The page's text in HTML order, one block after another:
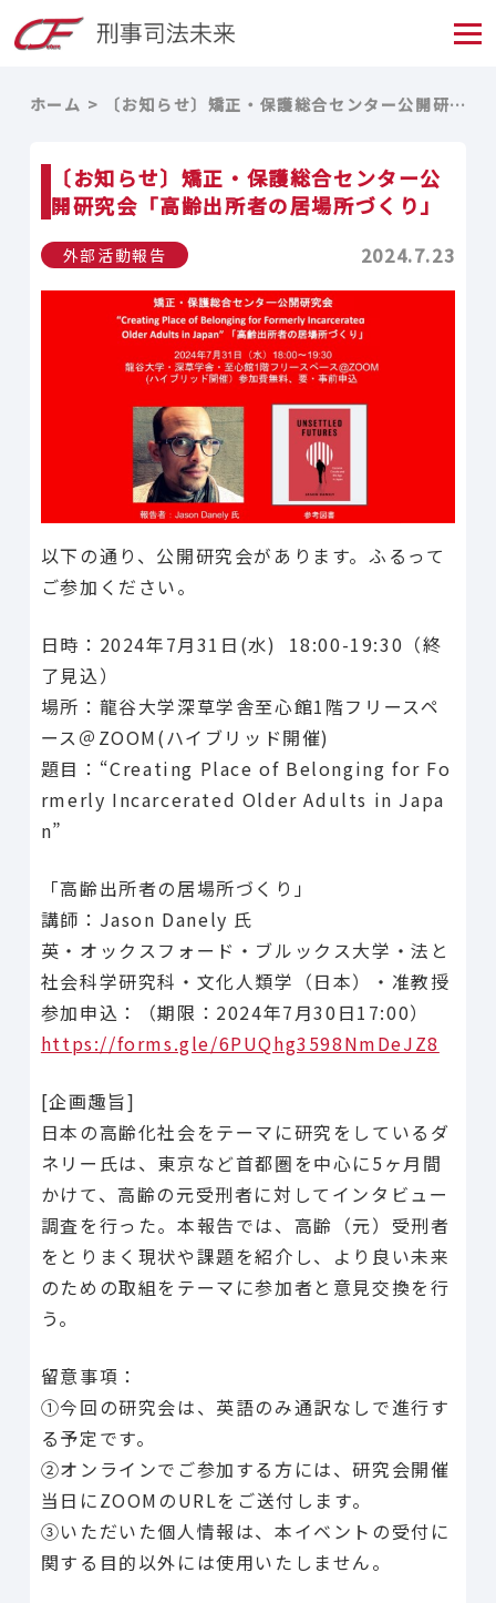
ホーム 〔お知らせ〕矯正・保護総合センター公開研究会「高齢出所者の居場所づくり」
〔お知らせ〕矯正・保護総合センター公
開研究会「高齢出所者の居場所づくり」
外部活動報告 2024.7.23
以下の通り、公開研究会があります。ふるって
ご参加ください。
日時：2024年7月31日(水) 18:00-19:30（終
了見込）
場所：龍谷大学深草学舎至心館1階フリースペ
ース＠ZOOM(ハイブリッド開催)
題目：“Creating Place of Belonging for Fo
rmerly Incarcerated Older Adults in Japa
n”
「高齢出所者の居場所づくり」
講師：Jason Danely 氏
英・オックスフォード・ブルックス大学・法と
社会科学研究科・文化人類学（日本）・准教授
参加申込：（期限：2024年7月30日17:00）
https://forms.gle/6PUQhg3598NmDeJZ8
[企画趣旨]
日本の高齢化社会をテーマに研究をしているダ
ネリー氏は、東京など首都圏を中心に5ヶ月間
かけて、高齢の元受刑者に対してインタビュー
調査を行った。本報告では、高齢（元）受刑者
をとりまく現状や課題を紹介し、より良い未来
のための取組をテーマに参加者と意見交換を行
う。
留意事項：
①今回の研究会は、英語のみ通訳なしで進行す
る予定です。
②オンラインでご参加する方には、研究会開催
当日にZOOMのURLをご送付します。
③いただいた個人情報は、本イベントの受付に
関する目的以外には使用いたしません。